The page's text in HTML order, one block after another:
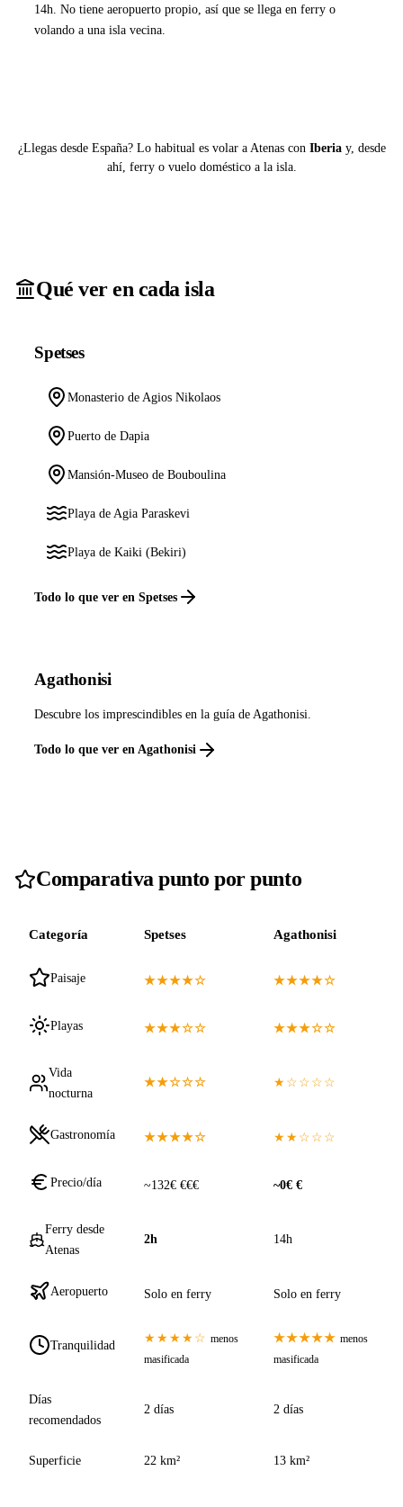
14h. No tiene aeropuerto propio, así que se llega en ferry o
volando a una isla vecina.
¿Llegas desde España? Lo habitual es volar a Atenas con Iberiay, desde
ahí, ferry o vuelo doméstico a la isla.
Qué ver en cada isla
Spetses
Monasterio de Agios Nikolaos
Puerto de Dapia
Mansión-Museo de Bouboulina
Playa de Agia Paraskevi
Playa de Kaiki (Bekiri)
Todo lo que ver en Spetses
Agathonisi
Descubre los imprescindibles en la guía de Agathonisi.
Todo lo que ver en Agathonisi
Comparativa punto por punto
Categoría Spetses Agathonisi
Paisaje ★★★★☆ ★★★★☆
Playas ★★★☆☆ ★★★☆☆
Vida
nocturna
★★☆☆☆ ★☆☆☆☆
Gastronomía ★★★★☆ ★★☆☆☆
Precio/día ~132€ €€€ ~0€ €
Ferry desde
Atenas
2h 14h
Aeropuerto Solo en ferry Solo en ferry
Tranquilidad ★★★★☆ menos
masificada
★★★★★ menos
masificada
Días
recomendados
2 días 2 días
Superficie 22 km² 13 km²